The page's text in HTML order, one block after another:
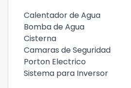
Calentador de Agua
Bomba de Agua
Cisterna
Camaras de Seguridad
Porton Electrico
Sistema para Inversor